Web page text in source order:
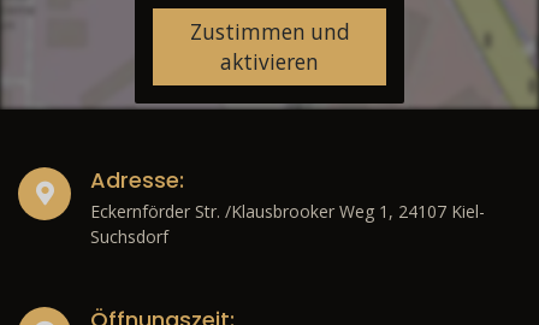
Zustimmen und
aktivieren
Adresse:
Eckernförder Str. /Klausbrooker Weg 1, 24107 Kiel-
Suchsdorf